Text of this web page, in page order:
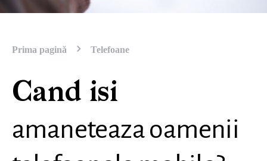
Prima pagină Telefoane
Cand isi
amaneteaza oamenii